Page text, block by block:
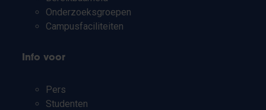
Onderzoeksgroepen
Campusfaciliteiten
Info voor
Pers
Studenten